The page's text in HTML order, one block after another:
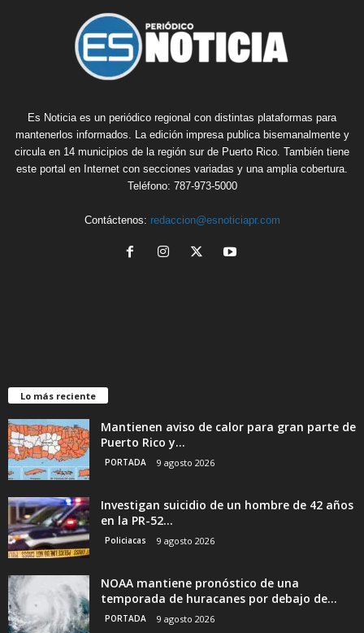
Es Noticia es un periódico regional con distintas plataformas para
mantenerlos informados. La edición impresa publica bisemanalmente y
circula en 14 municipios de la región sur de Puerto Rico. También tiene
este portal en Internet con secciones variadas y una amplia cobertura.
Teléfono: 787-973-5000
Contáctenos: redaccion@esnoticiapr.com
Lo más reciente
Mantienen aviso de calor para gran parte de
Puerto Rico y...
PORTADA 9 agosto 2026
Investigan suicidio de un hombre de 42 años
en la PR-52...
Policiacas 9 agosto 2026
NOAA mantiene pronóstico de una
temporada de huracanes por debajo de...
PORTADA 9 agosto 2026